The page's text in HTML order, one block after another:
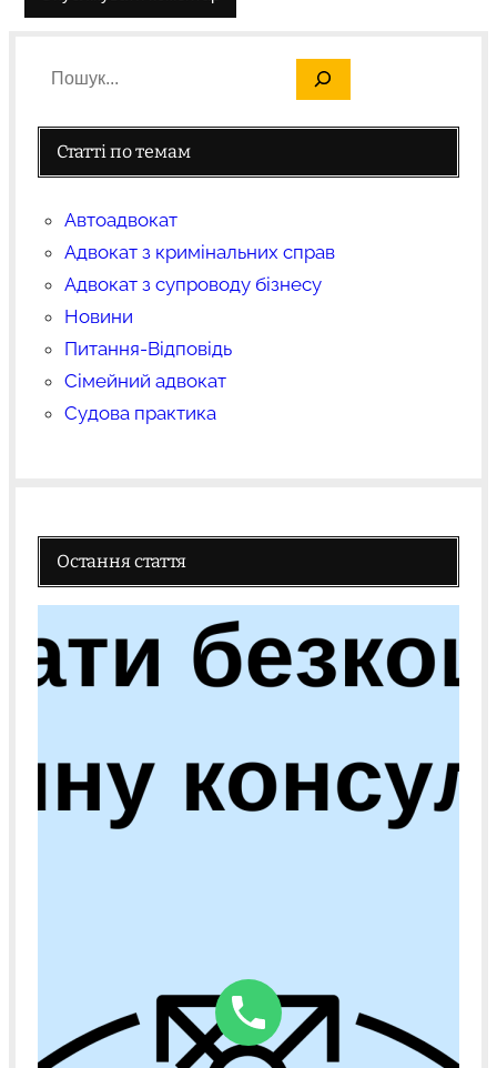
Статті по темам
Автоадвокат
Адвокат з кримінальних справ
Адвокат з супроводу бізнесу
Новини
Питання-Відповідь
Сімейний адвокат
Судова практика
Остання стаття